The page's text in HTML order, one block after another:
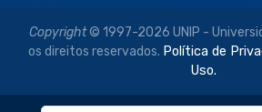
Copyright© 1997-2026 UNIP -
os direitos reservados. Política de
Uso.